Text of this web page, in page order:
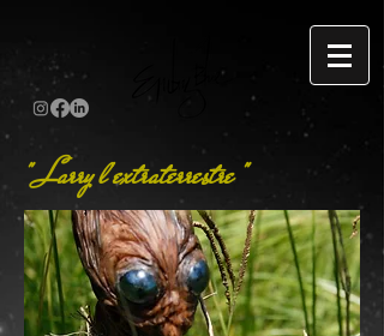
" Larry l'extraterrestre "